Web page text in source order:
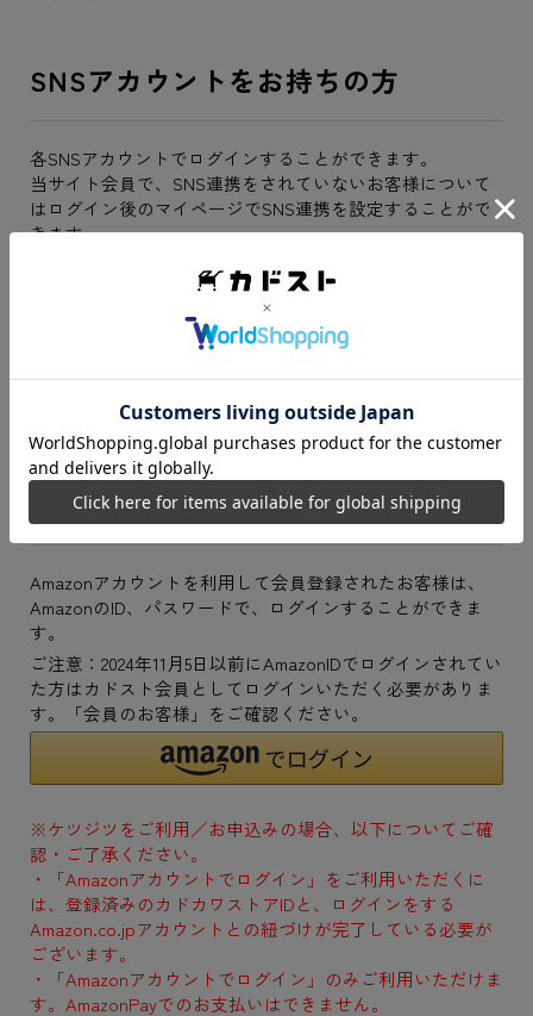
SNSアカウントをお持ちの方
各SNSアカウントでログインすることができます。
当サイト会員で、SNS連携をされていないお客様について
はログイン後のマイページでSNS連携を設定することがで
きます。
LINEでログイン
Googleでログイン
Amazonアカウントをお持ちの方
Amazonアカウントを利用して会員登録されたお客様は、
AmazonのID、パスワードで、ログインすることができま
す。
ご注意：2024年11月5日以前にAmazonIDでログインされてい
た方はカドスト会員としてログインいただく必要がありま
す。「会員のお客様」をご確認ください。
※ケツジツをご利用／お申込みの場合、以下についてご確
認・ご了承ください。
・「Amazonアカウントでログイン」をご利用いただくに
は、登録済みのカドカワストアIDと、ログインをする
Amazon.co.jpアカウントとの紐づけが完了している必要が
ございます。
・「Amazonアカウントでログイン」のみご利用いただけま
す。AmazonPayでのお支払いはできません。